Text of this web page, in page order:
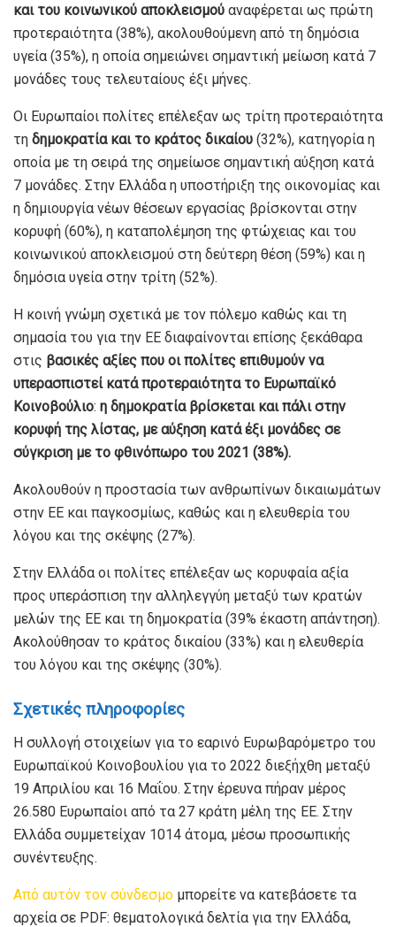
και του κοινωνικού αποκλεισμού αναφέρεται ως πρώτη
προτεραιότητα (38%), ακολουθούμενη από τη δημόσια
υγεία (35%), η οποία σημειώνει σημαντική μείωση κατά 7
μονάδες τους τελευταίους έξι μήνες.
Οι Ευρωπαίοι πολίτες επέλεξαν ως τρίτη προτεραιότητα
τη δημοκρατία και το κράτος δικαίου (32%), κατηγορία η
οποία με τη σειρά της σημείωσε σημαντική αύξηση κατά
7 μονάδες. Στην Ελλάδα η υποστήριξη της οικονομίας και
η δημιουργία νέων θέσεων εργασίας βρίσκονται στην
κορυφή (60%), η καταπολέμηση της φτώχειας και του
κοινωνικού αποκλεισμού στη δεύτερη θέση (59%) και η
δημόσια υγεία στην τρίτη (52%).
Η κοινή γνώμη σχετικά με τον πόλεμο καθώς και τη
σημασία του για την ΕΕ διαφαίνονται επίσης ξεκάθαρα
στις βασικές αξίες που οι πολίτες επιθυμούν να
υπερασπιστεί κατά προτεραιότητα το Ευρωπαϊκό
Κοινοβούλιο: η δημοκρατία βρίσκεται και πάλι στην
κορυφή της λίστας, με αύξηση κατά έξι μονάδες σε
σύγκριση με το φθινόπωρο του 2021 (38%).
Ακολουθούν η προστασία των ανθρωπίνων δικαιωμάτων
στην ΕΕ και παγκοσμίως, καθώς και η ελευθερία του
λόγου και της σκέψης (27%).
Στην Ελλάδα οι πολίτες επέλεξαν ως κορυφαία αξία
προς υπεράσπιση την αλληλεγγύη μεταξύ των κρατών
μελών της ΕΕ και τη δημοκρατία (39% έκαστη απάντηση).
Ακολούθησαν το κράτος δικαίου (33%) και η ελευθερία
του λόγου και της σκέψης (30%).
Σχετικές πληροφορίες
Η συλλογή στοιχείων για το εαρινό Ευρωβαρόμετρο του
Ευρωπαϊκού Κοινοβουλίου για το 2022 διεξήχθη μεταξύ
19 Απριλίου και 16 Μαΐου. Στην έρευνα πήραν μέρος
26.580 Ευρωπαίοι από τα 27 κράτη μέλη της ΕΕ. Στην
Ελλάδα συμμετείχαν 1014 άτομα, μέσω προσωπικής
συνέντευξης.
Από αυτόν τον σύνδεσμο μπορείτε να κατεβάσετε τα
αρχεία σε PDF: θεματολογικά δελτία για την Ελλάδα,